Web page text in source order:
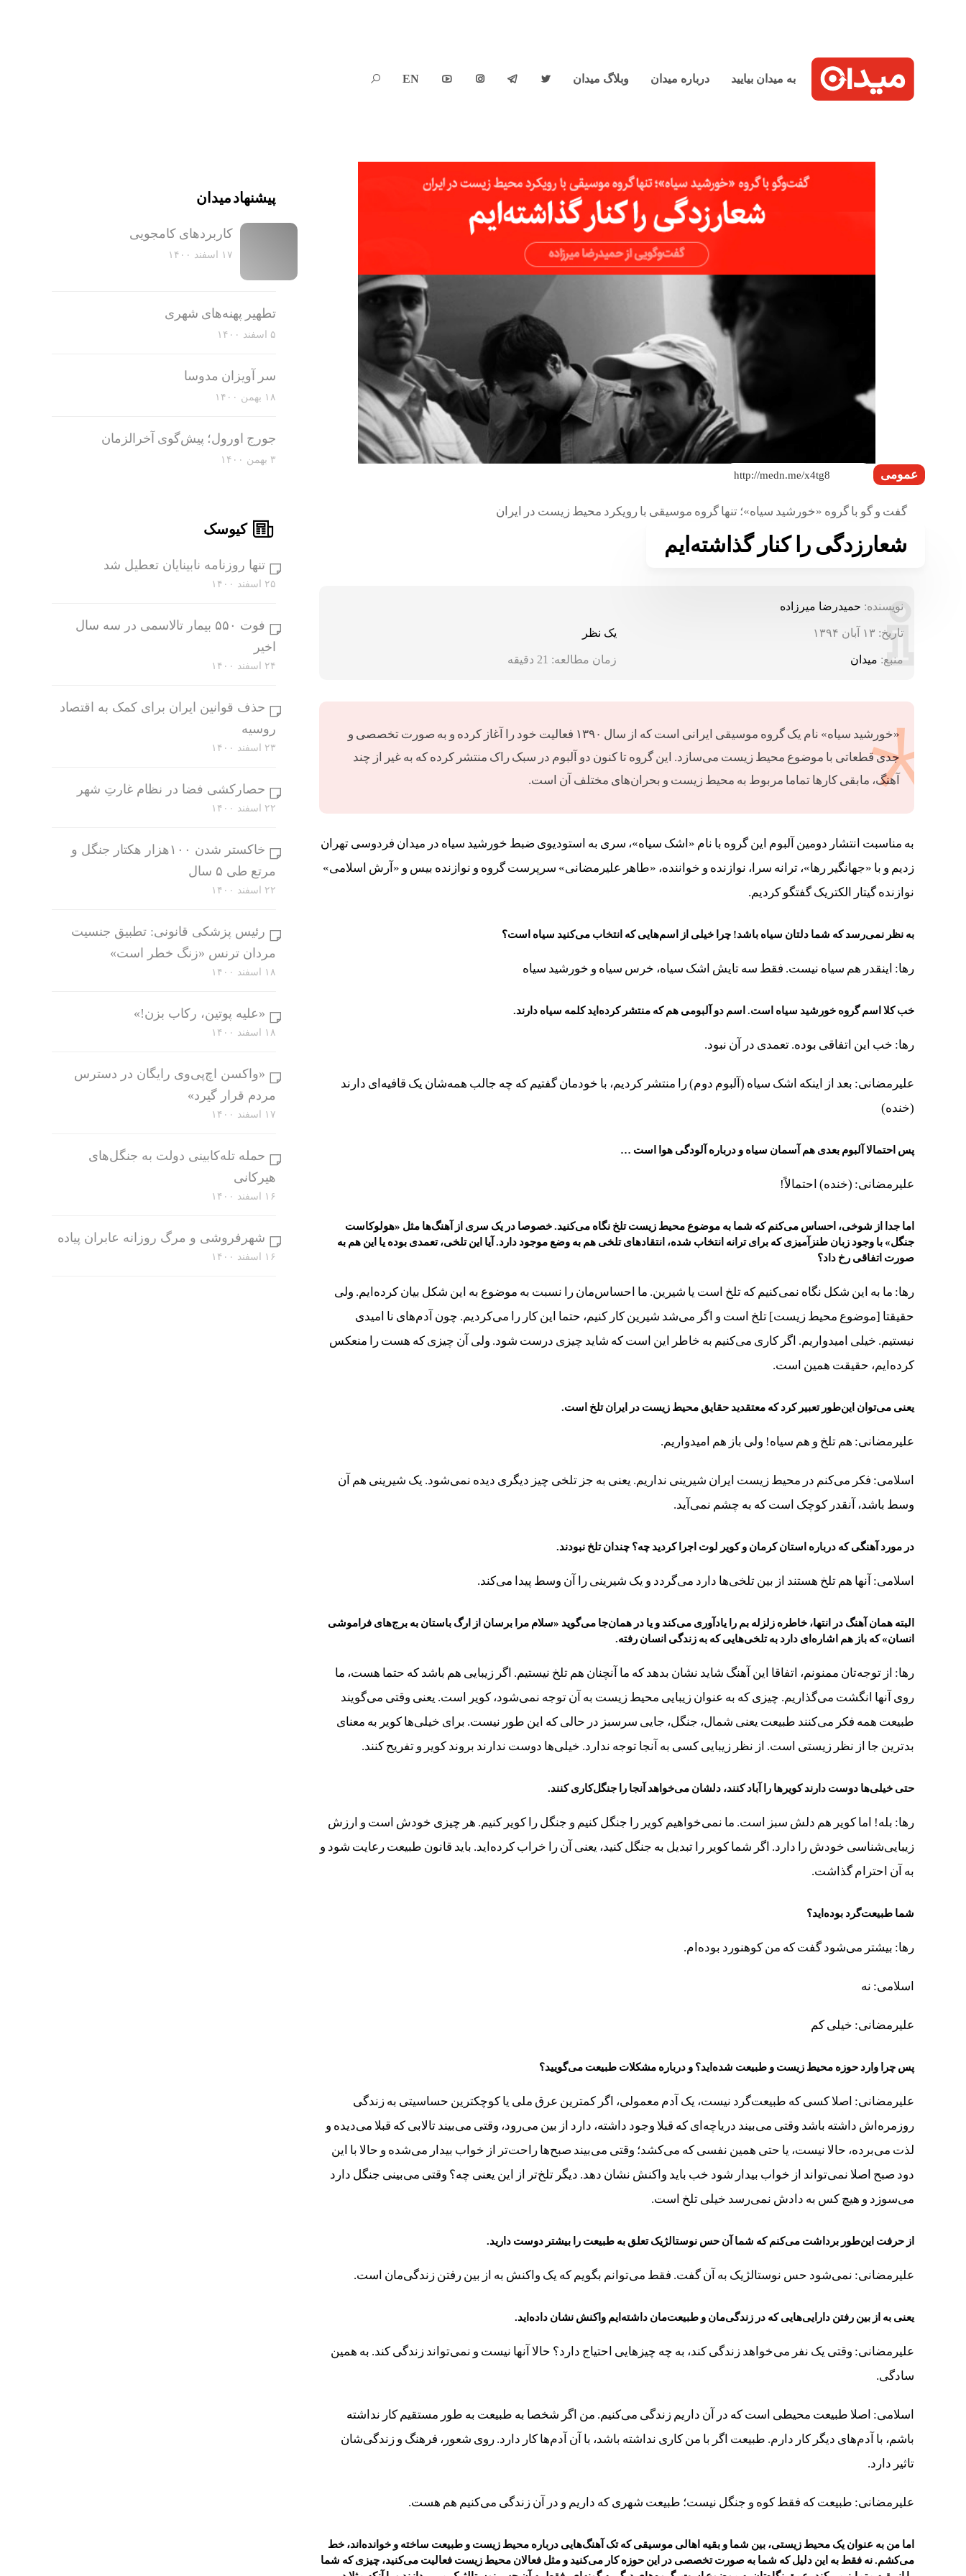
به میدان بیایید درباره میدان وبلاگ میدان 



EN

عمومی
گفت و گو با گروه «خورشید سیاه»؛ تنها گروه موسیقی با رویکرد محیط زیست در ایران
شعارزدگی را کنار گذاشته‌ایم
نویسنده: حمیدرضا میرزاده
تاریخ: ۱۳ آبان ۱۳۹۴ یک نظر
منبع: میدان زمان مطالعه: 21 دقیقه
«خورشید سیاه» نام یک گروه موسیقی ایرانی است که از سال ۱۳۹۰ فعالیت خود را آغاز کرده و به صورت تخصصی و
جدی قطعاتی با موضوع محیط زیست می‌سازد. این گروه تا کنون دو آلبوم در سبک راک منتشر کرده که به غیر از چند
آهنگ، مابقی کارها تماما مربوط به محیط زیست و بحران‌های مختلف آن است.
به مناسبت انتشار دومین آلبوم این گروه با نام «اشک سیاه»، سری به استودیوی ضبط خورشید سیاه در میدان فردوسی تهران
زدیم و با «جهانگیر رها»، ترانه سرا، نوازنده و خواننده، «طاهر علیرمضانی» سرپرست گروه و نوازنده بیس و «آرش اسلامی»
نوازنده گیتار الکتریک گفتگو کردیم.
به نظر نمی‌رسد که شما دلتان سیاه باشد! چرا خیلی از اسم‌هایی که انتخاب می‌کنید سیاه است؟
رها: اینقدر هم سیاه نیست. فقط سه تایش اشک سیاه، خرس سیاه و خورشید سیاه
خب کلا اسم گروه خورشید سیاه است. اسم دو آلبومی هم که منتشر کرده‌اید کلمه سیاه دارند.
رها: خب این اتفاقی بوده. تعمدی در آن نبود.
علیرمضانی: بعد از اینکه اشک سیاه (آلبوم دوم) را منتشر کردیم، با خودمان گفتیم که چه جالب همه‌شان یک قافیه‌ای دارند
(خنده)
پس احتمالا آلبوم بعدی هم آسمان سیاه و درباره آلودگی هوا است …
علیرمضانی: (خنده) احتمالاً!
اما جدا از شوخی، احساس می‌کنم که شما به موضوع محیط زیست تلخ نگاه می‌کنید. خصوصا در یک سری از آهنگ‌ها مثل «هولوکاست
جنگل» با وجود زبان طنزآمیزی که برای ترانه انتخاب شده، انتقادهای تلخی هم به وضع موجود دارد. آیا این تلخی، تعمدی بوده یا این هم به
صورت اتفاقی رخ داد؟‌
رها: ما به این شکل نگاه نمی‌کنیم که تلخ است یا شیرین. ما احساس‌مان را نسبت به موضوع به این شکل بیان کرده‌ایم. ولی
حقیقتا [موضوع محیط زیست] تلخ است و اگر می‌شد شیرین کار کنیم، حتما این کار را می‌کردیم. چون آدم‌های نا امیدی
نیستیم. خیلی امیدواریم. اگر کاری می‌کنیم به خاطر این است که شاید چیزی درست شود. ولی آن چیزی که هست را منعکس
کرده‌ایم، حقیقت همین است.
یعنی می‌توان این‌طور تعبیر کرد که معتقدید حقایق محیط زیست در ایران تلخ است.
علیرمضانی: هم تلخ و هم سیاه! ولی باز هم امیدواریم.
اسلامی: فکر می‌کنم در محیط زیست ایران شیرینی نداریم. یعنی به جز تلخی چیز دیگری دیده نمی‌شود. یک شیرینی هم آن
وسط باشد، آنقدر کوچک است که به چشم نمی‌آید.
در مورد آهنگی که درباره استان کرمان و کویر لوت اجرا کردید چه؟ چندان تلخ نبودند.
اسلامی: آنها هم تلخ هستند از بین تلخی‌ها دارد می‌گردد و یک شیرینی را آن وسط پیدا می‌کند.
البته همان آهنگ در انتها، خاطره زلزله بم را یادآوری می‌کند و یا در همان‌جا می‌گوید «سلام مرا برسان از ارگ باستان به برج‌های فراموشی
انسان» که باز هم اشاره‌ای دارد به تلخی‌هایی که به زندگی انسان رفته.
رها: از توجه‌تان ممنونم، اتفاقا این آهنگ شاید نشان بدهد که ما آنچنان هم تلخ نیستیم. اگر زیبایی هم باشد که حتما هست، ما
روی آنها انگشت می‌گذاریم. چیزی که به عنوان زیبایی محیط زیست به آن توجه نمی‌شود، کویر است. یعنی وقتی می‌گویند
طبیعت همه فکر می‌کنند طبیعت یعنی شمال، جنگل، جایی سرسبز در حالی که این طور نیست. برای خیلی‌ها کویر به معنای
بدترین جا از نظر زیستی است. از نظر زیبایی کسی به آنجا توجه ندارد. خیلی‌ها دوست ندارند بروند کویر و تفریح کنند.
حتی خیلی‌ها دوست دارند کویرها را آباد کنند، دلشان می‌خواهد آنجا را جنگل‌کاری کنند.
رها: بله! اما کویر هم دلش سبز است. ما نمی‌خواهیم کویر را جنگل کنیم و جنگل را کویر کنیم. هر چیزی خودش است و ارزش
زیبایی‌شناسی خودش را دارد. اگر شما کویر را تبدیل به جنگل کنید، یعنی آن را خراب کرده‌اید. باید قانون طبیعت رعایت شود و
به آن احترام گذاشت.
شما طبیعت‌گرد بوده‌اید؟
رها: بیشتر می‌شود گفت که من کوهنورد بوده‌ام.
اسلامی: نه
علیرمضانی: خیلی کم
پس چرا وارد حوزه محیط زیست و طبیعت شده‌اید؟ و درباره مشکلات طبیعت می‌گویید؟
علیرمضانی: اصلا کسی که طبیعت‌گرد نیست، یک آدم معمولی، اگر کمترین عرق ملی یا کوچکترین حساسیتی به زندگی
روزمره‌اش داشته باشد وقتی می‌بیند دریاچه‌ای که قبلا وجود داشته، دارد از بین می‌رود، وقتی می‌بیند تالابی که قبلا می‌دیده و
لذت می‌برده، حالا نیست، یا حتی همین نفسی که می‌کشد؛ وقتی می‌بیند صبح‌ها راحت‌تر از خواب بیدار می‌شده و حالا با این
دود صبح اصلا نمی‌تواند از خواب بیدار شود خب باید واکنش نشان دهد. دیگر تلخ‌تر از این یعنی چه؟ وقتی می‌بینی جنگل دارد
می‌سوزد و هیچ کس به دادش نمی‌رسد خیلی تلخ است.
از حرفت این‌طور برداشت می‌کنم که شما آن حس نوستالژیک تعلق به طبیعت را بیشتر دوست دارید.
علیرمضانی: نمی‌شود حس نوستالژیک به آن گفت. فقط می‌توانم بگویم که یک واکنش به از بین رفتن زندگی‌مان است.
یعنی به از بین رفتن دارایی‌هایی که در زندگی‌مان و طبیعت‌مان داشته‌ایم واکنش نشان داده‌اید.
علیرمضانی: وقتی یک نفر می‌خواهد زندگی کند، به چه چیزهایی احتیاج دارد؟ حالا آنها نیست و نمی‌تواند زندگی کند. به همین
سادگی.
اسلامی: اصلا طبیعت محیطی است که در آن داریم زندگی می‌کنیم. من اگر شخصا به طبیعت به طور مستقیم کار نداشته
باشم، با آدم‌های دیگر کار دارم. طبیعت اگر با من کاری نداشته باشد، با آن آدم‌ها کار دارد. روی شعور، فرهنگ و زندگی‌شان
تاثیر دارد.
علیرمضانی: طبیعت که فقط کوه و جنگل نیست؛ طبیعت شهری که داریم و در آن زندگی می‌کنیم هم هست.
اما من به عنوان یک محیط زیستی، بین شما و بقیه اهالی موسیقی که تک آهنگ‌هایی درباره محیط زیست و طبیعت ساخته و خوانده‌اند، خط
می‌کشم. نه فقط به این دلیل که شما به صورت تخصصی در این حوزه کار می‌کنید و مثل فعالان محیط زیست فعالیت می‌کنید، چیزی که شما
پیشنهاد میدان
کاربرد‌های کامجویی
۱۷ اسفند ۱۴۰۰
تطهیر پهنه‌های شهری
۵ اسفند ۱۴۰۰
سر آویزان مدوسا
۱۸ بهمن ۱۴۰۰
جورج اورول؛ پیش‌گوی آخرالزمان
۳ بهمن ۱۴۰۰
کیوسک
تنها روزنامه نابینایان تعطیل شد
۲۵ اسفند ۱۴۰۰
فوت ۵۵۰ بیمار تالاسمی در سه سال
اخیر
۲۴ اسفند ۱۴۰۰
حذف قوانین ایران برای کمک به اقتصاد
روسیه
۲۳ اسفند ۱۴۰۰
حصارکشی فضا در نظام غارتِ شهر
۲۲ اسفند ۱۴۰۰
خاکستر شدن ۱۰۰هزار هکتار جنگل و
مرتع طی ۵ سال
۲۲ اسفند ۱۴۰۰
رئیس پزشکی قانونی: تطبیق جنسیت
مردان ترنس «زنگ خطر است»
۱۸ اسفند ۱۴۰۰
«علیه پوتین، رکاب بزن!»
۱۸ اسفند ۱۴۰۰
«واکسن اچ‌پی‌وی رایگان در دسترس
مردم قرار گیرد»
۱۷ اسفند ۱۴۰۰
حمله تله‌کابینی دولت به جنگل‌های
هیرکانی
۱۶ اسفند ۱۴۰۰
شهرفروشی و مرگ روزانه عابران پیاده
۱۶ اسفند ۱۴۰۰